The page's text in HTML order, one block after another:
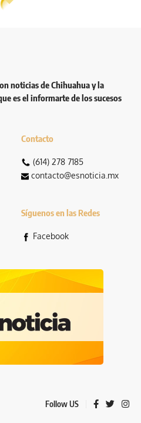
noticias de Chihuahua y la
es el informarte de los sucesos
Contacto
(614) 278 7185
contacto@esnoticia.mx
Síguenos en las Redes
Facebook
Follow US